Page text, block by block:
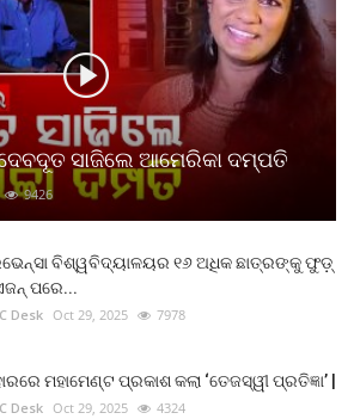
ସାଜିଲେ ଆମେରିକା ଦମ୍ପତି
9426
ବିଶ୍ୱବିଦ୍ୟାଳୟର ୧୬ ଅଧିକ ଛାତ୍ରଙ୍କୁ ଫୁଡ଼୍
ପରେ...
Desk Oct 29, 2025 7978
ମହାମେଣ୍ଟ ପ୍ରକାଶ କଲା ‘ତେଜସ୍ୱୀ ପ୍ରତିଜ୍ଞା’ |
Desk Oct 29, 2025 4324